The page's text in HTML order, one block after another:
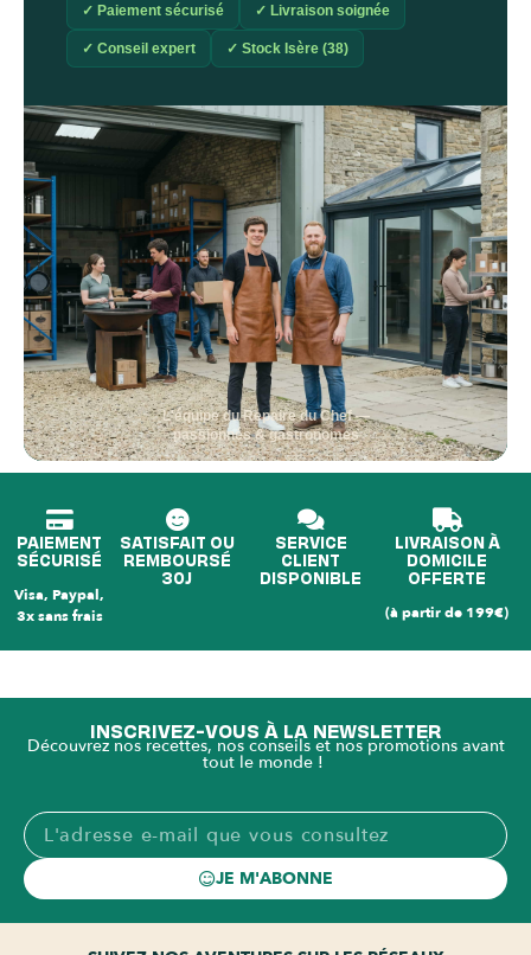
✓ Paiement sécurisé ✓ Livraison soignée
✓ Conseil expert ✓ Stock Isère (38)
L'équipe du Repaire du Chef —
passionnés & gastronomes
PAIEMENT
SÉCURISÉ
Visa, Paypal,
3x sans frais
SATISFAIT OU
REMBOURSÉ
30J
SERVICE
CLIENT
DISPONIBLE
LIVRAISON À
DOMICILE
OFFERTE
(à partir de 199€)
INSCRIVEZ-VOUS À LA NEWSLETTER
Découvrez nos recettes, nos conseils et nos promotions avant
tout le monde !
JE M'ABONNE